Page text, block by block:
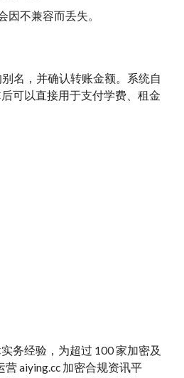
因不兼容而丢失。
名，并确认转账金额。系统自
可以直接用于支付学费、租金
务经验，为超过 100 家加密及
aiying.cc 加密合规资讯平